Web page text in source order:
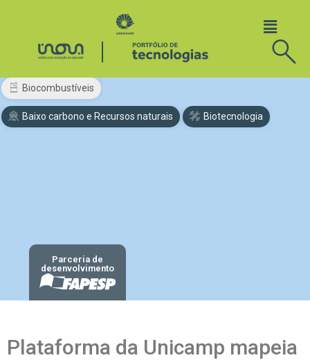
Biocombustíveis
Baixo carbono e Recursos naturais Biotecnologia
Parceria de
desenvolvimento
Plataforma da Unicamp mapeia